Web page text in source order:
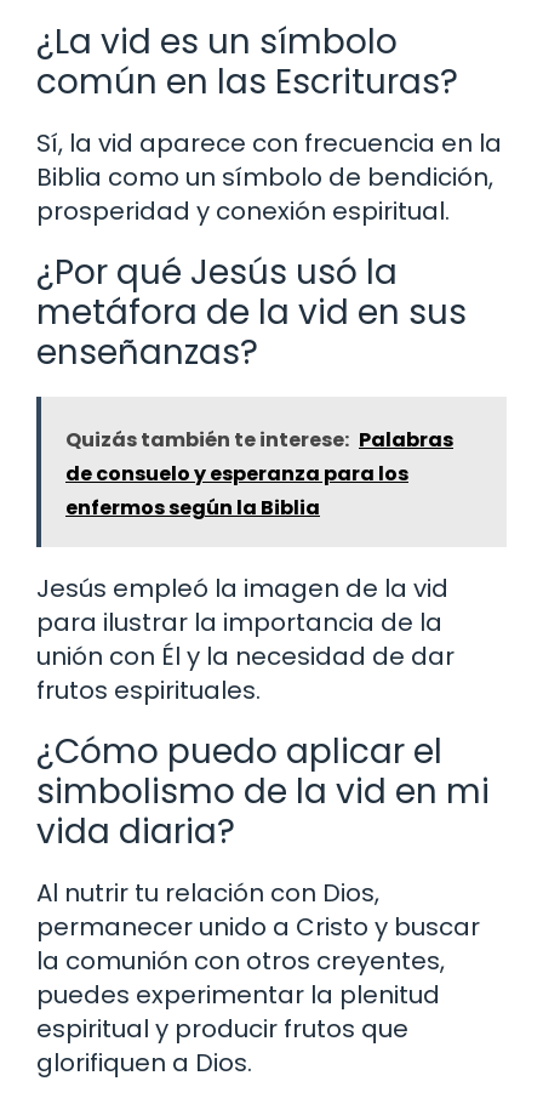
¿La vid es un símbolo
común en las Escrituras?
Sí, la vid aparece con frecuencia en la
Biblia como un símbolo de bendición,
prosperidad y conexión espiritual.
¿Por qué Jesús usó la
metáfora de la vid en sus
enseñanzas?
Quizás también te interese: Palabras
de consuelo y esperanza para los
enfermos según la Biblia
Jesús empleó la imagen de la vid
para ilustrar la importancia de la
unión con Él y la necesidad de dar
frutos espirituales.
¿Cómo puedo aplicar el
simbolismo de la vid en mi
vida diaria?
Al nutrir tu relación con Dios,
permanecer unido a Cristo y buscar
la comunión con otros creyentes,
puedes experimentar la plenitud
espiritual y producir frutos que
glorifiquen a Dios.